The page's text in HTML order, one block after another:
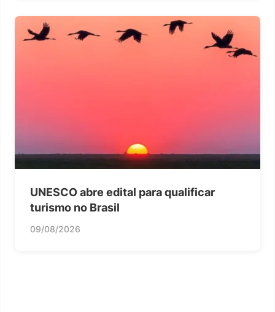
UNESCO abre edital para qualificar
turismo no Brasil
09/08/2026